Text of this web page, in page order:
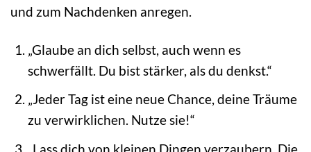
und zum Nachdenken anregen.
„Glaube an dich selbst, auch wenn es
schwerfällt. Du bist stärker, als du denkst.“
„Jeder Tag ist eine neue Chance, deine Träume
zu verwirklichen. Nutze sie!“
„Lass dich von kleinen Dingen verzaubern. Die